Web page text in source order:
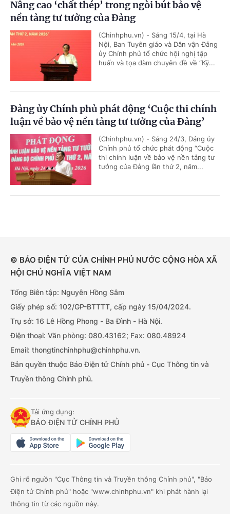
Nâng cao ‘chất thép’ trong ngòi bút bảo vệ
nền tảng tư tưởng của Đảng
(Chinhphu.vn) - Sáng 15/4, tại Hà
Nội, Ban Tuyên giáo và Dân vận Đảng
ủy Chính phủ tổ chức hội nghị tập
huấn và tọa đàm chuyên đề về “Kỹ...
Đảng ủy Chính phủ phát động ‘Cuộc thi chính
luận về bảo vệ nền tảng tư tưởng của Đảng’
(Chinhphu.vn) - Sáng 24/3, Đảng ủy
Chính phủ tổ chức phát động “Cuộc
thi chính luận về bảo vệ nền tảng tư
tưởng của Đảng lần thứ 2, năm...
© BÁO ĐIỆN TỬ CỦA CHÍNH PHỦ NƯỚC CỘNG HÒA XÃ
HỘI CHỦ NGHĨA VIỆT NAM
Tổng Biên tập: Nguyễn Hồng Sâm
Giấy phép số: 102/GP-BTTTT, cấp ngày 15/04/2024.
Trụ sở: 16 Lê Hồng Phong - Ba Đình - Hà Nội.
Điện thoại: Văn phòng: 080.43162; Fax: 080.48924
Email: thongtinchinhphu@chinhphu.vn.
Bản quyền thuộc Báo Điện tử Chính phủ - Cục Thông tin và
Truyền thông Chính phủ.
Tải ứng dụng:
BÁO ĐIỆN TỬ CHÍNH PHỦ
Ghi rõ nguồn "Cục Thông tin và Truyền thông Chính phủ", "Báo
Điện tử Chính phủ" hoặc "www.chinhphu.vn" khi phát hành lại
thông tin từ các nguồn này.